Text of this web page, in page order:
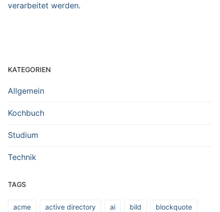
verarbeitet werden.
KATEGORIEN
Allgemein
Kochbuch
Studium
Technik
TAGS
acme active directory ai bild
blockquote